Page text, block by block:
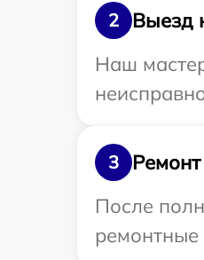
2
Выезд
Наш
3
После
ремонтные